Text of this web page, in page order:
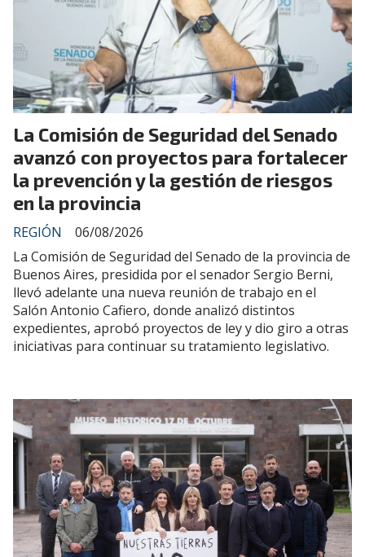
La Comisión de Seguridad del Senado
avanzó con proyectos para fortalecer
la prevención y la gestión de riesgos
en la provincia
REGIÓN
06/08/2026
La Comisión de Seguridad del Senado de la provincia de
Buenos Aires, presidida por el senador Sergio Berni,
llevó adelante una nueva reunión de trabajo en el
Salón Antonio Cafiero, donde analizó distintos
expedientes, aprobó proyectos de ley y dio giro a otras
iniciativas para continuar su tratamiento legislativo.